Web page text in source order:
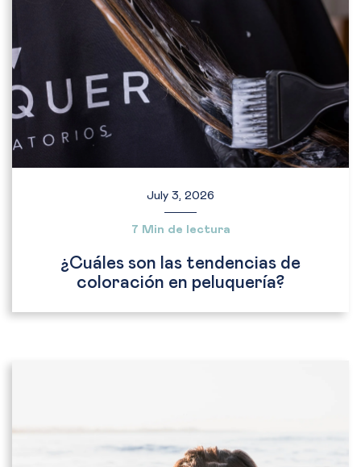
July 3, 2026
7 Min de lectura
¿Cuáles son las tendencias de
coloración en peluquería?